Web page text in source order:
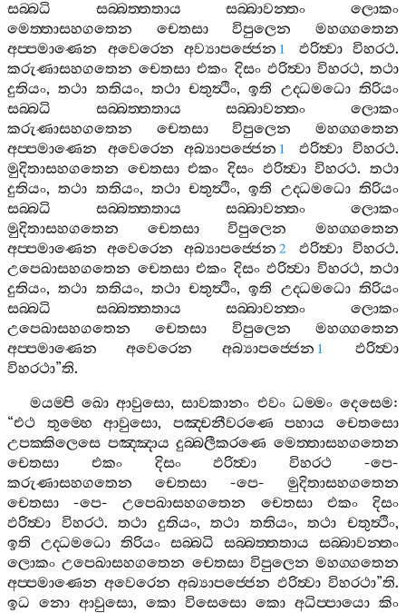
සබ‍්බධි
සබ‍්බත‍්තතාය සබ‍්බාවන‍්තං
ලොකං
මෙත‍්තාසහගතෙන
චෙතසා විපුලෙන
මහග‍්ගතෙන
අප‍්පමාණෙන
අවෙරෙන අව්‍යාපජ‍්ජෙන 1 ඵරිත්‍වා විහරථ.
කරුණාසහගතෙන චෙතසා එකං දිසං ඵරිත්‍වා විහරථ,තථා
දුතියං,තථා තතියං, තථා චතුත්‍ථිං,ඉති උද‍්ධමධො තිරියං
සබ‍්බධි
සබ‍්බත‍්තතාය සබ‍්බාවන‍්තං
ලොකං
කරුණාසහගතෙන
චෙතසා විපුලෙන
මහග‍්ගතෙන
අප‍්පමාණෙන
අවෙරෙන අබ්‍යාපජ‍්ජෙන 1 ඵරිත්‍වා විහරථ.
මුදිතාසහගතෙන චෙතසා එකං දිසං ඵරිත්‍වා විහරථ.තථා
දුතියං,තථා තතියං, තථා චතුත්‍ථිං,ඉති උද‍්ධමධො තිරියං
සබ‍්බධි
සබ‍්බත‍්තතාය සබ‍්බාවන‍්තං
ලොකං
මුදිතාසහගතෙන
චෙතසා විපුලෙන
මහග‍්ගතෙන
අප‍්පමාණෙන
අවෙරෙන අබ්‍යාපජ‍්ජෙන 2 ඵරිත්‍වා විහරථ.
උපෙඛාසහගතෙන චෙතසා එකං දිසං ඵරිත්‍වා විහරථ, තථා
දුතියං,තථා තතියං, තථා චතුත්‍ථිං,ඉති උද‍්ධමධො තිරියං
සබ‍්බධි
සබ‍්බත‍්තතාය සබ‍්බාවන‍්තං
ලොකං
උපෙඛාසහගතෙන
චෙතසා විපුලෙන
මහග‍්ගතෙන
අප‍්පමාණෙන
අවෙරෙන අබ්‍යාපජ‍්ජෙන 1
ඵරිත්‍වා
විහරථා”ති.
මයම‍්පි ඛො ආවුසො,සාවකානං එවං ධම‍්මං දෙසෙම:
“එථ තුම‍්හෙ ආවුසො, පඤ‍්චනීවරණෙ පහාය
චෙතසො
උපක‍්කිලෙසෙ පඤ‍්ඤාය දුබ‍්බලීකරණෙ මෙත‍්තාසහගතෙන
චෙතසා
එකං දිසං ඵරිත්‍වා විහරථ -පෙ-
කරුණාසහගතෙන
චෙතසා -පෙ-මුදිතාසහගතෙන
චෙතසා -පෙ-උපෙඛාසහගතෙන චෙතසා එකං
දිසං
ඵරිත්‍වා
විහරථ.තථා දුතියං,තථා තතියං,තථා චතුත්‍ථිං,
ඉති
උද‍්ධමධො තිරියං සබ‍්බධි සබ‍්බත‍්තතාය
සබ‍්බාවන‍්තං
ලොකං උපෙඛාසහගතෙන චෙතසා විපුලෙන මහග‍්ගතෙන
අප‍්පමාණෙන අවෙරෙන අබ්‍යාපජ‍්ජෙන ඵරිත්‍වා විහරථා”ති.
ඉධ නො ආවුසො, කො විසෙසො කො අධිප‍්පායො කිං